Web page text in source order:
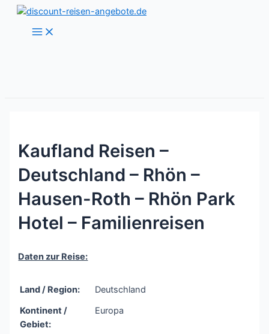
Zum
springen
Main
Menu
Kaufland Reisen –
Deutschland – Rhön –
Hausen-Roth – Rhön Park
Hotel – Familienreisen
Daten zur Reise:
Land / Region:
Deutschland
Kontinent /
Gebiet:
Europa